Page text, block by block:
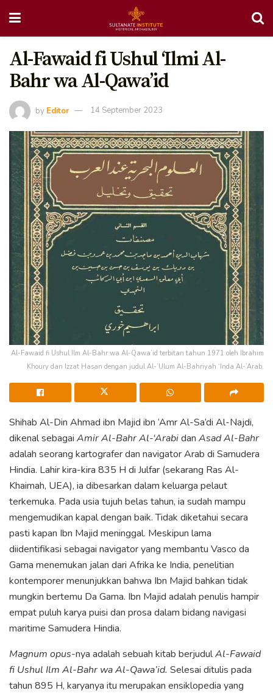
Al-Fawaid fi Ushul ‘Ilmi Al-
Bahr wa Al-Qawa’id
by Editor 14 September 2023
Al-Fawaid fi Ushul Ilm Al-Bahr wa Al-Qawa’id terbitan tahun 1971 oleh Ibrahim
Khoury dan Izzat Hasan dengan judul Al-’Ulum Al-Bahriyah ‘Inda Al-’Arab.
Shihab Al-Din Ahmad ibn Majid ibn ‘Amr Al-Sa’di Al-Najdi,
dikenal sebagai Amir Al-Bahr Al-‘Arabidan Asad Al-Bahr
adalah seorang kartografer dan navigator Arab di Samudera
Hindia. Lahir kira-kira 835 H di Julfar (sekarang Ras Al-
Khaimah, UEA), ia dibesarkan dalam keluarga pelaut
terkemuka. Pada usia tujuh belas tahun, ia sudah mampu
mengemudikan kapal dengan baik. Tidak diketahui secara
pasti kapan Ibn Majid meninggal. Meskipun lama
diidentifikasi sebagai navigator yang membantu Vasco da
Gama menemukan jalan dari Afrika ke India, penelitian
kontemporer menunjukkan bahwa Ibn Majid bahkan tidak
mungkin bertemu Da Gama. Ibn Majid adalah penulis hampir
empat puluh karya puisi dan prosa dalam bidang navigasi
maritime Samudera Hindia.
Magnum opus-nya adalah sebuah kitab berjudulAl-Fawaid
fi Ushul Ilm Al-Bahr wa Al-Qawa’id. Selesai ditulis pada
tahun 895 H, karyanya itu merupakan ensiklopedia yang